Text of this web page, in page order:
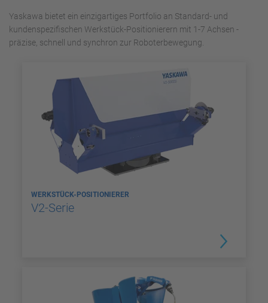
Yaskawa bietet ein einzigartiges Portfolio an Standard- und
kundenspezifischen Werkstück-Positionierern mit 1-7 Achsen -
präzise, schnell und synchron zur Roboterbewegung.
WERKSTÜCK-POSITIONIERER
V2-Serie